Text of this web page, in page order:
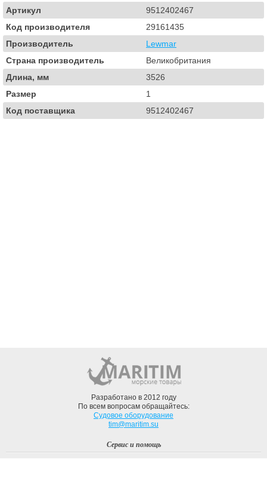
Артикул
9512402467
Код производителя
29161435
Производитель
Lewmar
Страна производитель
Великобритания
Длина, мм
3526
Размер
1
Код поставщика
9512402467
Разработано в 2012 году
По всем вопросам обращайтесь:
Судовое оборудование
tim@maritim.su
Сервис и помощь